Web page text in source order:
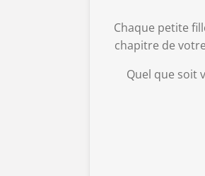
Chaque petite
chapitre de
Quel que soit